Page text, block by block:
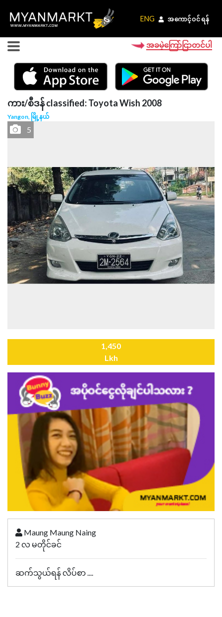
ENG အကောင့်ဝင်ရန်
ENG အကောင့်ဝင်ရန်
အခမဲ့ကြော်ငြာတင်ပါ
ကား/စီဒန် classified: Toyota Wish 2008
Yangon, မြို့နယ်
5
1,450
Lkh
Maung Maung Naing
2 လ မတိုင်ခင်
ဆက်သွယ်ရန် လိပ်စာ ....